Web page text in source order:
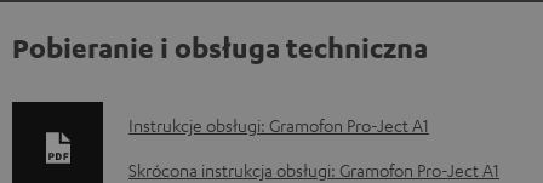
Pobieranie i obsługa techniczna
D
o
Instrukcje obsługi: Gramofon Pro-Ject A1
Skrócona instrukcja obsługi: Gramofon Pro-Ject A1